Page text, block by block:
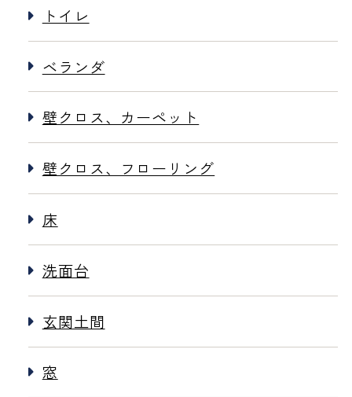
トイレ
ベランダ
壁クロス、カーペット
壁クロス、フローリング
床
洗面台
玄関土間
窓